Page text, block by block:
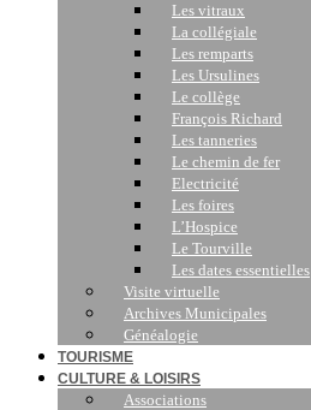
Les vitraux
La collégiale
Les remparts
Les Ursulines
Le collège
François Richard
Les tanneries
Le chemin de fer
Electricité
Les foires
L’Hospice
Le Tourville
Les dates essentielles
Visite virtuelle
Archives Municipales
Généalogie
TOURISME
CULTURE & LOISIRS
Associations